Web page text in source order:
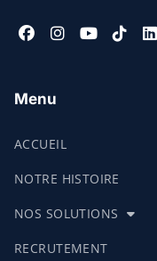
Menu
ACCUEIL
NOTRE HISTOIRE
NOS SOLUTIONS
RECRUTEMENT